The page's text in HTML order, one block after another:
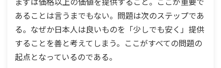
あることは言うまでもない。問題は次のステップであ
る。なぜか日本人は良いものを「少しでも安く」提供
することを善と考えてしまう。ここがすべての問題の
起点となっているのである。